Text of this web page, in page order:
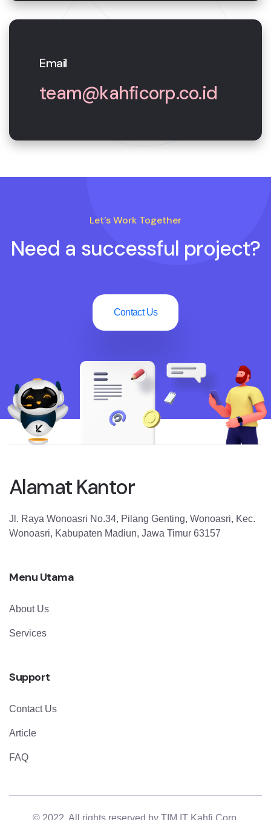
Email
team@kahficorp.co.id
Let's Work Together
Need a successful project?
Contact Us
Alamat Kantor
Jl. Raya Wonoasri No.34, Pilang Genting, Wonoasri, Kec.
Wonoasri, Kabupaten Madiun, Jawa Timur 63157
Menu Utama
About Us
Services
Support
Contact Us
Article
FAQ
© 2022. All rights reserved by TIM IT Kahfi Corp.